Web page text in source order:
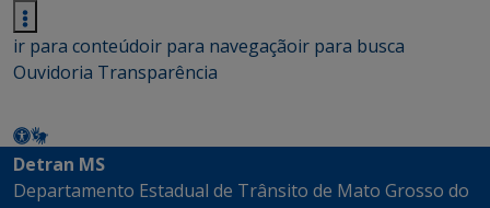
ir para conteúdoir para navegaçãoir para busca
Ouvidoria Transparência
Detran MS
Departamento Estadual de Trânsito de Mato Grosso do